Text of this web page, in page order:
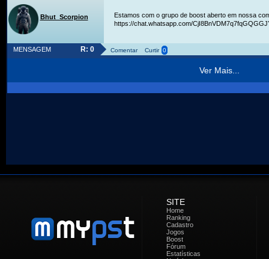
Bhut_Scorpion
Estamos com o grupo de boost aberto em nossa
https://chat.whatsapp.com/
MENSAGEM R: 0 Comentar Curtir 0
Ver Mais...
SITE
Home
Ranking
Cadastro
Jogos
Boost
Fórum
Estatísticas